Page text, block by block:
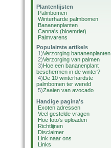
Plantenlijsten
Palmbomen
Winterharde palmbomen
Bananenplanten
Canna's (bloemriet)
Palmvarens
Populairste artikels
1)Verzorging bananenplanten
2)Verzorging van palmen
3)Hoe een bananenplant
beschermen in de winter?
4)De 10 winterhardste
palmbomen ter wereld
5)Zaaien van avocado
Handige pagina's
Exoten adressen
Veel gestelde vragen
Hoe foto's uploaden
Richtlijnen
Disclaimer
Link naar ons
Links